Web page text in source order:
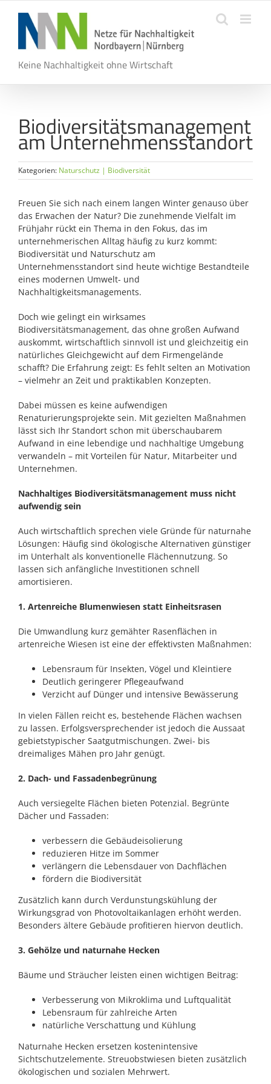
springen
Keine Nachhaltigkeit ohne Wirtschaft
Biodiversitätsmanagement
am Unternehmensstandort
Kategorien: Naturschutz | Biodiversität
Freuen Sie sich nach einem langen Winter genauso über
das Erwachen der Natur? Die zunehmende Vielfalt im
Frühjahr rückt ein Thema in den Fokus, das im
unternehmerischen Alltag häufig zu kurz kommt:
Biodiversität und Naturschutz am
Unternehmensstandort sind heute wichtige Bestandteile
eines modernen Umwelt- und
Nachhaltigkeitsmanagements.
Doch wie gelingt ein wirksames
Biodiversitätsmanagement, das ohne großen Aufwand
auskommt, wirtschaftlich sinnvoll ist und gleichzeitig ein
natürliches Gleichgewicht auf dem Firmengelände
schafft? Die Erfahrung zeigt: Es fehlt selten an Motivation
– vielmehr an Zeit und praktikablen Konzepten.
Dabei müssen es keine aufwendigen
Renaturierungsprojekte sein. Mit gezielten Maßnahmen
lässt sich Ihr Standort schon mit überschaubarem
Aufwand in eine lebendige und nachhaltige Umgebung
verwandeln – mit Vorteilen für Natur, Mitarbeiter und
Unternehmen.
Nachhaltiges Biodiversitätsmanagement muss nicht
aufwendig sein
Auch wirtschaftlich sprechen viele Gründe für naturnahe
Lösungen: Häufig sind ökologische Alternativen günstiger
im Unterhalt als konventionelle Flächennutzung. So
lassen sich anfängliche Investitionen schnell
amortisieren.
1. Artenreiche Blumenwiesen statt Einheitsrasen
Die Umwandlung kurz gemähter Rasenflächen in
artenreiche Wiesen ist eine der effektivsten Maßnahmen:
Lebensraum für Insekten, Vögel und Kleintiere
Deutlich geringerer Pflegeaufwand
Verzicht auf Dünger und intensive Bewässerung
In vielen Fällen reicht es, bestehende Flächen wachsen
zu lassen. Erfolgsversprechender ist jedoch die Aussaat
gebietstypischer Saatgutmischungen. Zwei- bis
dreimaliges Mähen pro Jahr genügt.
2. Dach- und Fassadenbegrünung
Auch versiegelte Flächen bieten Potenzial. Begrünte
Dächer und Fassaden:
verbessern die Gebäudeisolierung
reduzieren Hitze im Sommer
verlängern die Lebensdauer von Dachflächen
fördern die Biodiversität
Zusätzlich kann durch Verdunstungskühlung der
Wirkungsgrad von Photovoltaikanlagen erhöht werden.
Besonders ältere Gebäude profitieren hiervon deutlich.
3. Gehölze und naturnahe Hecken
Bäume und Sträucher leisten einen wichtigen Beitrag:
Verbesserung von Mikroklima und Luftqualität
Lebensraum für zahlreiche Arten
natürliche Verschattung und Kühlung
Naturnahe Hecken ersetzen kostenintensive
Sichtschutzelemente. Streuobstwiesen bieten zusätzlich
ökologischen und sozialen Mehrwert.